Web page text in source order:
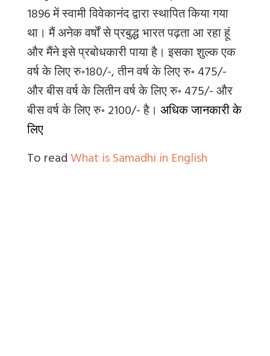
1896 में स्वामी विवेकानंद द्वारा स्थापित किया गया
था। मैं अनेक वर्षों से प्रबुद्ध भारत पढ़ता आ रहा हूं
और मैंने इसे प्रबोधकारी पाया है। इसका शुल्क एक
वर्ष के लिए रु॰180/-,तीन वर्ष के लिए रु॰ 475/-
और बीस वर्ष के लितीन वर्ष के लिए रु॰ 475/- और
बीस वर्ष के लिए रु॰ 2100/- है। अधिक जानकारी के
लिए
To readWhat is Samadhi in English